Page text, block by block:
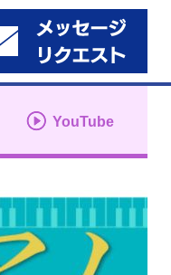
YouTube